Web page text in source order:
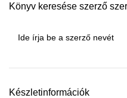
Könyv keresése szerző
Készletinformációk